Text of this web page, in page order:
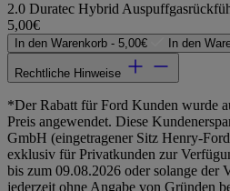
2.0 Duratec Hybrid
5,00€
In den Warenkorb - 5,00€ In den
Rechtliche Hinweise
*Der Rabatt für Ford Kunden wurde
Preis angewendet. Diese
GmbH (eingetragener Sitz Henry-
exklusiv für Privatkunden zur
bis zum 09.08.2026 oder solange der
jederzeit ohne Angabe von Gründen